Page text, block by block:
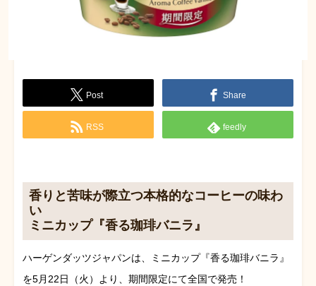
Post Share
RSS feedly
香りと苦味が際立つ本格的なコーヒーの味わ
い
ミニカップ『香る珈琲バニラ』
ハーゲンダッツジャパンは、ミニカップ『香る珈琲バニラ』
を5月22日（火）より、期間限定にて全国で発売！